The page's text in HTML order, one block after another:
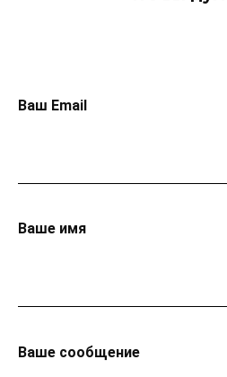
Ваш Email
Ваше имя
Ваше сообщение